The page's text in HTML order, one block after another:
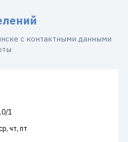
с контактными данными
1
чт, пт